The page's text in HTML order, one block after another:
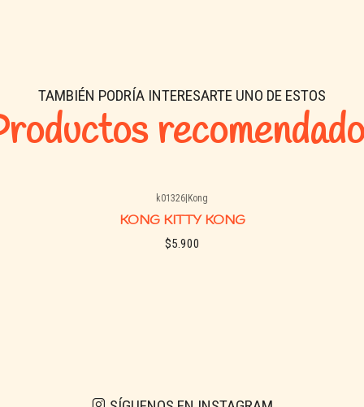
TAMBIÉN PODRÍA INTERESARTE UNO DE ESTOS
k01326 Kong
KONG KITTY KONG
$5.900